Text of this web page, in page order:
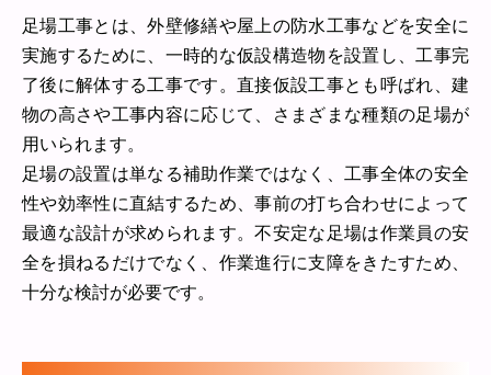
足場工事とは、外壁修繕や屋上の防水工事などを安全に
実施するために、一時的な仮設構造物を設置し、工事完
了後に解体する工事です。直接仮設工事とも呼ばれ、建
物の高さや工事内容に応じて、さまざまな種類の足場が
用いられます。
足場の設置は単なる補助作業ではなく、工事全体の安全
性や効率性に直結するため、事前の打ち合わせによって
最適な設計が求められます。不安定な足場は作業員の安
全を損ねるだけでなく、作業進行に支障をきたすため、
十分な検討が必要です。